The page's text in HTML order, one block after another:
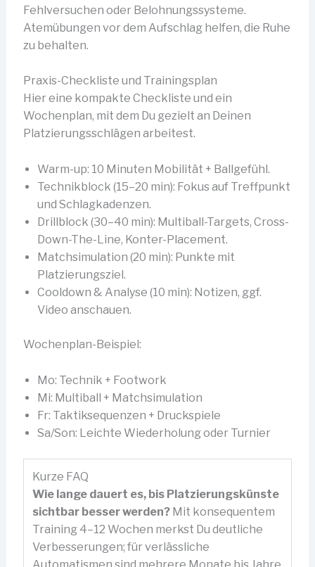
Fehlversuchen oder Belohnungssysteme.
Atemübungen vor dem Aufschlag helfen, die Ruhe
zu behalten.
Praxis-Checkliste und Trainingsplan
Hier eine kompakte Checkliste und ein
Wochenplan, mit dem Du gezielt an Deinen
Platzierungsschlägen arbeitest.
Warm-up: 10 Minuten Mobilität + Ballgefühl.
Technikblock (15–20 min): Fokus auf Treffpunkt
und Schlagkadenzen.
Drillblock (30–40 min): Multiball-Targets, Cross-
Down-The-Line, Konter-Placement.
Matchsimulation (20 min): Punkte mit
Platzierungsziel.
Cooldown & Analyse (10 min): Notizen, ggf.
Video anschauen.
Wochenplan-Beispiel:
Mo: Technik + Footwork
Mi: Multiball + Matchsimulation
Fr: Taktiksequenzen + Druckspiele
Sa/Son: Leichte Wiederholung oder Turnier
Kurze FAQ
Wie lange dauert es, bis Platzierungskünste
sichtbar besser werden?Mit konsequentem
Training 4–12 Wochen merkst Du deutliche
Verbesserungen; für verlässliche
Automatismen sind mehrere Monate bis Jahre